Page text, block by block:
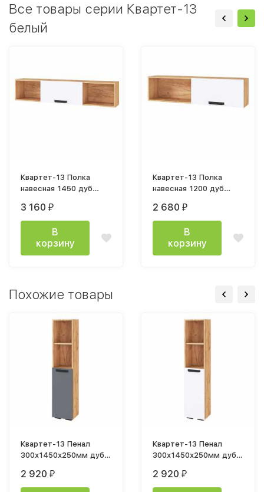
Все товары серии Квартет-13
белый
Квартет-13 Полка
навесная 1450 дуб
3 160 ₽
В
корзину
Квартет-13 Полка
навесная 1200 дуб
2 680 ₽
В
корзину
Похожие товары
Квартет-13 Пенал
300х1450х250мм дуб
графит серый
2 920 ₽
Квартет-13 Пенал
300х1450х250мм дуб
2 920 ₽